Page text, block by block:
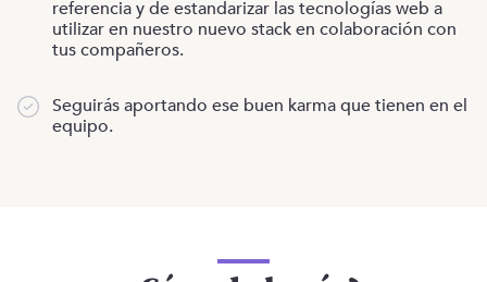
referencia y de estandarizar las tecnologías web a
utilizar en nuestro nuevo stack en colaboración con
tus compañeros.
Seguirás aportando ese buen karma que tienen en el
equipo.